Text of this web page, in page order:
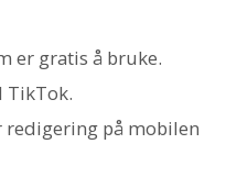
er gratis å bruke.
TikTok.
redigering på mobilen